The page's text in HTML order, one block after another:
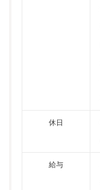
休日
給与